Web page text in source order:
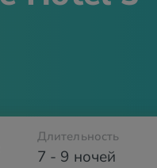
7 - 9 ночей
Длительность